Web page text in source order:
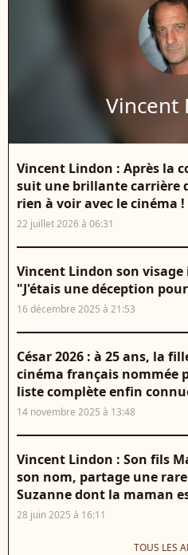
Vincent
Vincent Lindon : Après la
suit une brillante carrière
rien à voir avec le cinéma !
22 juillet 2026 à 06:31
Vincent Lindon son visage
"J'étais une déception
16 décembre 2025 à 21:53
César 2026 : à 25 ans, la
cinéma français nommée
liste complète enfin
14 novembre 2025 à 13:48
Vincent Lindon : Son fils
son nom, partage une
Suzanne dont la maman
28 juin 2025 à 16:11
TOUS LES